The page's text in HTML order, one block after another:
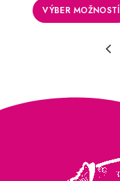
VÝBER MOŽNOSTÍ